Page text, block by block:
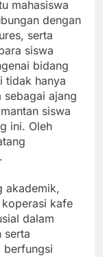
mahasiswa
dengan
serta
siswa
bidang
tidak hanya
ajang
siswa
ini. Oleh
akademik,
kafe
dalam
serta
berfungsi